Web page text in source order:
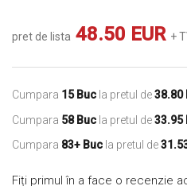
pret de lista 48.50 EUR +
Cumpara 15 Buc la pretul de38.80
Cumpara 58 Buc la pretul de33.95
Cumpara 83+ Buc la pretul de
Fiți primul în a face o recenzie